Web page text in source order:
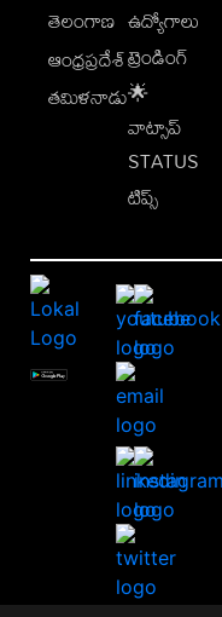
తెలంగాణ
ఆంధ్రప్రదేశ్
తమిళనాడు
ఉద్యోగాలు
ట్రెండింగ్
🌟
వాట్సాప్
STATUS
టిప్స్